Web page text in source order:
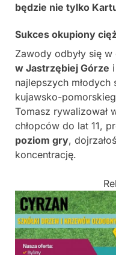
będzie nie tylko
Sukces okupiony
Zawody odbyły się w
w Jastrzębiej Górze
najlepszych
kujawsko-
Tomasz rywalizował
chłopców do lat 11,
poziom gry,
koncentrację.